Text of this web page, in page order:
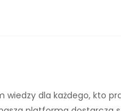
dla każdego, kto